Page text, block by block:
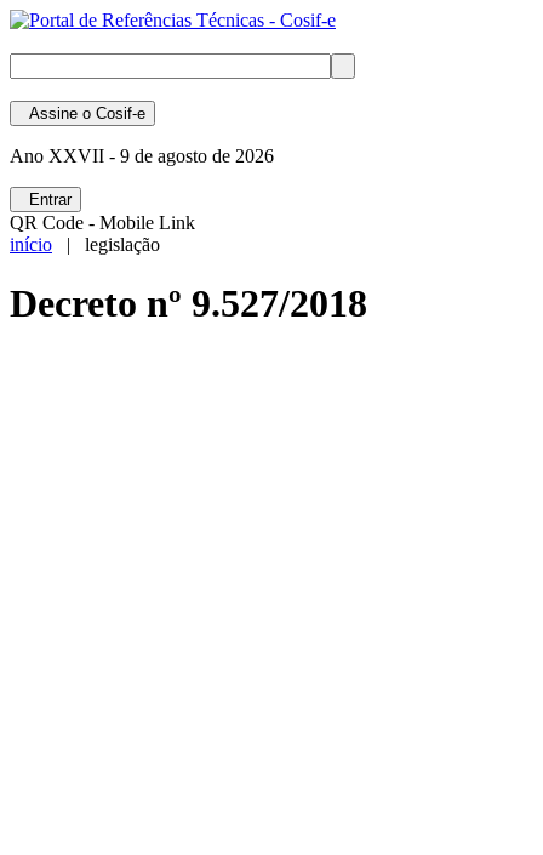
Assine o Cosif-e
Ano XXVII - 9 de agosto de 2026
Entrar
QR Code - Mobile Link
início | legislação
Decreto nº 9.527/2018